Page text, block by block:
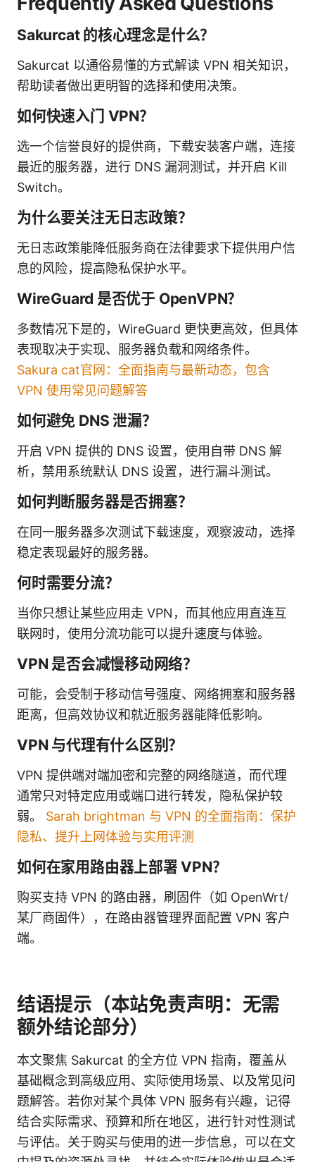
Sakurcat 的核心理念是什么？
Sakurcat 以通俗易懂的方式解读 VPN 相关知识，
帮助读者做出更明智的选择和使用决策。
如何快速入门 VPN？
选一个信誉良好的提供商，下载安装客户端，连接
最近的服务器，进行 DNS 漏洞测试，并开启 Kill
Switch。
为什么要关注无日志政策？
无日志政策能降低服务商在法律要求下提供用户信
息的风险，提高隐私保护水平。
WireGuard 是否优于 OpenVPN？
多数情况下是的，WireGuard 更快更高效，但具体
表现取决于实现、服务器负载和网络条件。
Sakura cat官网：全面指南与最新动态，包含
VPN 使用常见问题解答
如何避免 DNS 泄漏？
开启 VPN 提供的 DNS 设置，使用自带 DNS 解
析，禁用系统默认 DNS 设置，进行漏斗测试。
如何判断服务器是否拥塞？
在同一服务器多次测试下载速度，观察波动，选择
稳定表现最好的服务器。
何时需要分流？
当你只想让某些应用走 VPN，而其他应用直连互
联网时，使用分流功能可以提升速度与体验。
VPN 是否会减慢移动网络？
可能，会受制于移动信号强度、网络拥塞和服务器
距离，但高效协议和就近服务器能降低影响。
VPN 与代理有什么区别？
VPN 提供端对端加密和完整的网络隧道，而代理
通常只对特定应用或端口进行转发，隐私保护较
弱。 Sarah brightman 与 VPN 的全面指南：保护
隐私、提升上网体验与实用评测
如何在家用路由器上部署 VPN？
购买支持 VPN 的路由器，刷固件（如 OpenWrt/
某厂商固件），在路由器管理界面配置 VPN 客户
端。
结语提示（本站免责声明：无需
额外结论部分）
本文聚焦 Sakurcat 的全方位 VPN 指南，覆盖从
基础概念到高级应用、实际使用场景、以及常见问
题解答。若你对某个具体 VPN 服务有兴趣，记得
结合实际需求、预算和所在地区，进行针对性测试
与评估。关于购买与使用的进一步信息，可以在文